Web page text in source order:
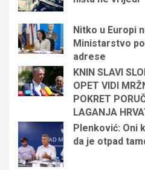
Nitko u Europi
Ministarstvo
adrese
KNIN SLAVI
OPET VIDI
POKRET
LAGANJA
Plenković: Oni
da je otpad